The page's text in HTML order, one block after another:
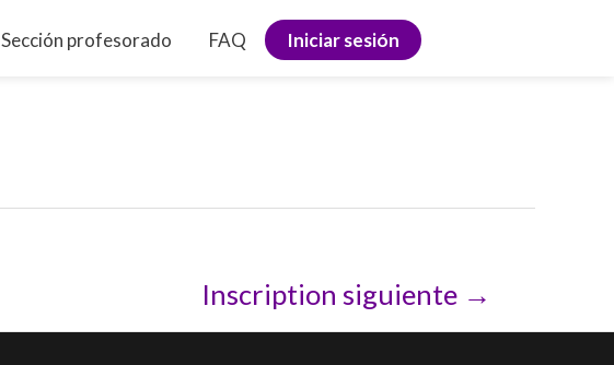
Sección profesorado FAQ Iniciar sesión
Inscription siguiente →